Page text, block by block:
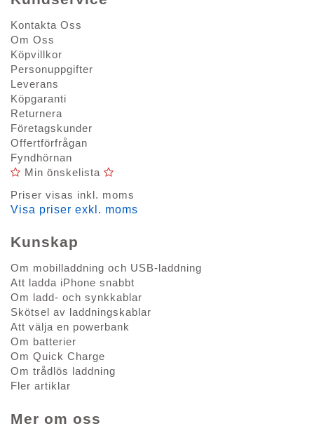
Kontakta Oss
Om Oss
Köpvillkor
Personuppgifter
Leverans
Köpgaranti
Returnera
Företagskunder
Offertförfrågan
Fyndhörnan
Min önskelista
Priser visas inkl. moms
Visa priser exkl. moms
Kunskap
Om mobilladdning och USB-laddning
Att ladda iPhone snabbt
Om ladd- och synkkablar
Skötsel av laddningskablar
Att välja en powerbank
Om batterier
Om Quick Charge
Om trådlös laddning
Fler artiklar
Mer om oss